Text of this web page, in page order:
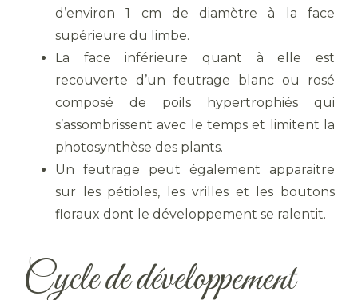
d’environ 1 cm de diamètre à la face
supérieure du limbe.
La face inférieure quant à elle est
recouverte d’un feutrage blanc ou rosé
composé de poils hypertrophiés qui
s’assombrissent avec le temps et limitent la
photosynthèse des plants.
Un feutrage peut également apparaitre
sur les pétioles, les vrilles et les boutons
floraux dont le développement se ralentit.
Cycle de développement